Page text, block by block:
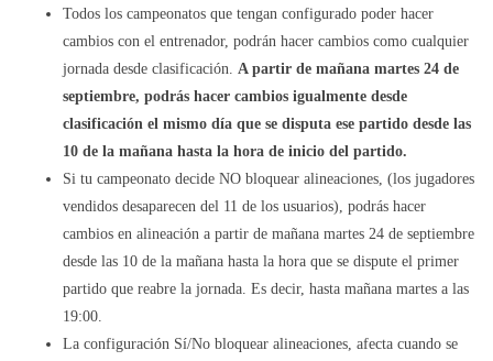
Todos los campeonatos que tengan configurado poder hacer
cambios con el entrenador, podrán hacer cambios como cualquier
jornada desde clasificación. A partir de mañana martes 24 de
septiembre, podrás hacer cambios igualmente desde
clasificación el mismo día que se disputa ese partido desde las
10 de la mañana hasta la hora de inicio del partido.
Si tu campeonato decide NO bloquear alineaciones, (los jugadores
vendidos desaparecen del 11 de los usuarios), podrás hacer
cambios en alineación a partir de mañana martes 24 de septiembre
desde las 10 de la mañana hasta la hora que se dispute el primer
partido que reabre la jornada. Es decir, hasta mañana martes a las
19:00.
La configuración Sí/No bloquear alineaciones, afecta cuando se